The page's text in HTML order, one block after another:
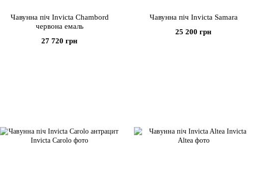
Чавунна піч Invicta Chambord
червона емаль
27 720 грн
Чавунна піч Invicta Samara
25 200 грн